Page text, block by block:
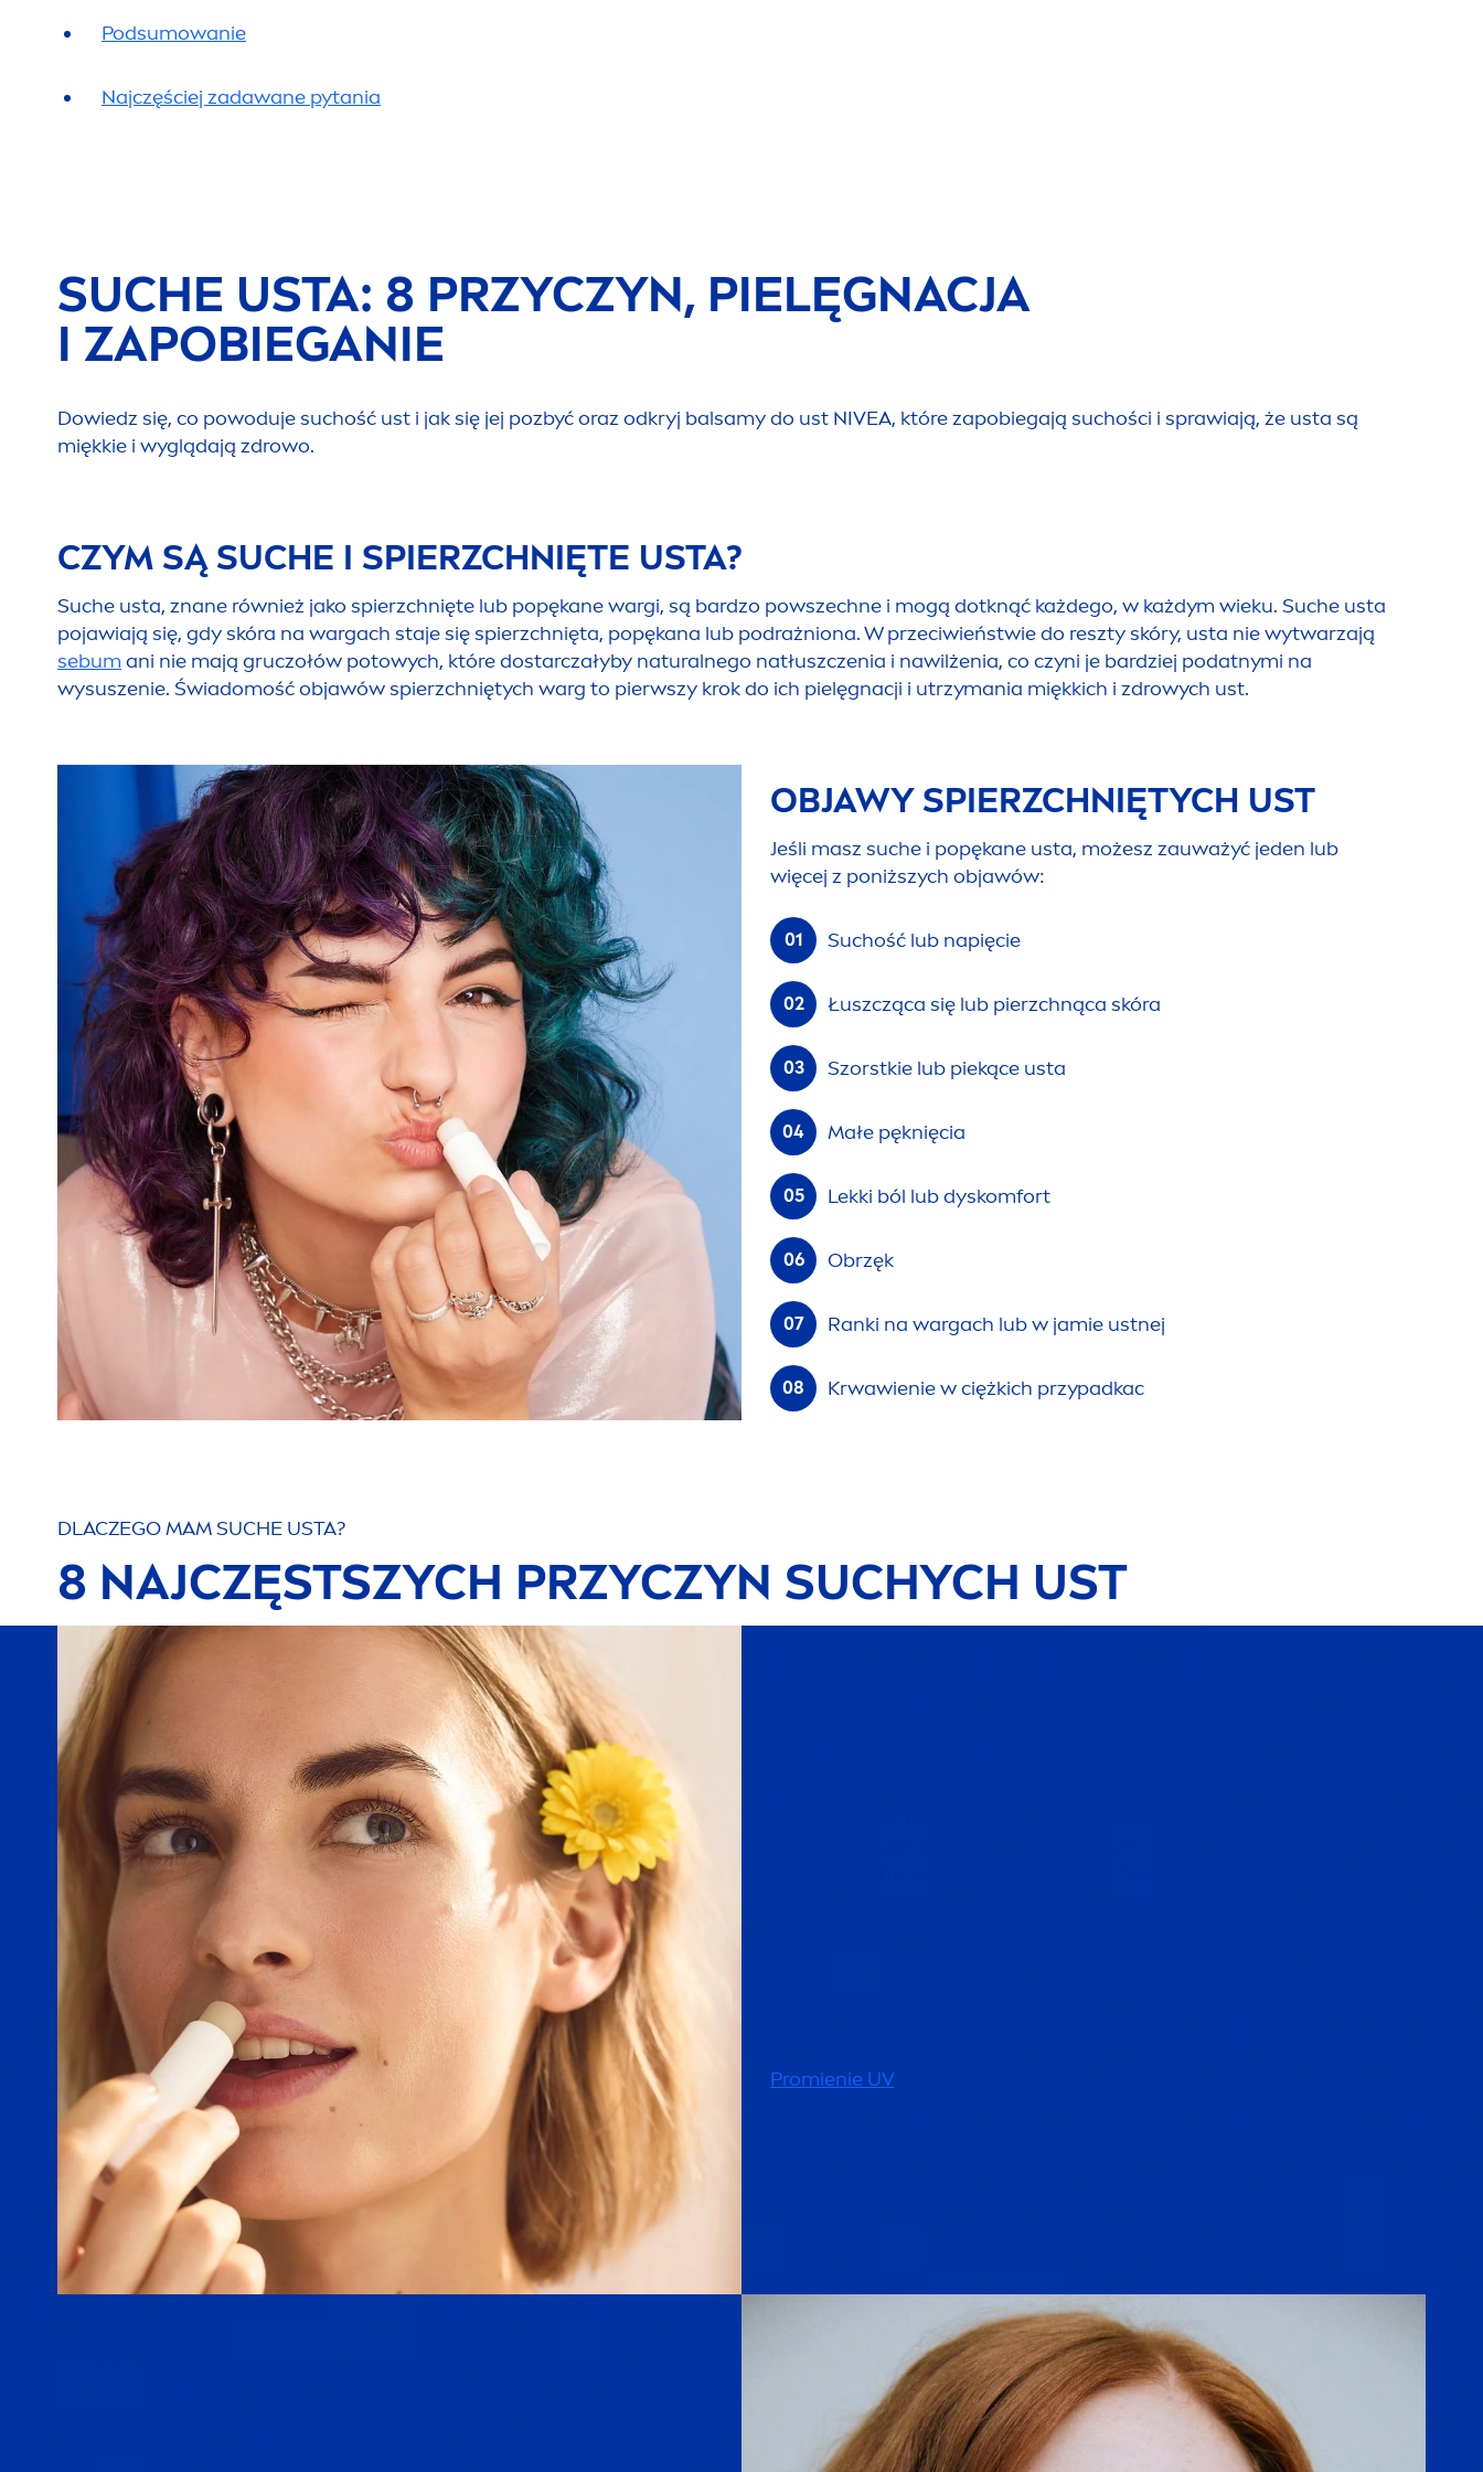
Podsumowanie
Najczęściej zadawane pytania
SUCHE USTA: 8 PRZYCZYN, PIELĘGNACJA
I ZAPOBIEGANIE
Dowiedz się, co powoduje suchość ust i jak się jej pozbyć oraz odkryj balsamy do ust NIVEA, które zapobiegają suchości i sprawiają, że usta są
miękkie i wyglądają zdrowo.
CZYM SĄ SUCHE I SPIERZCHNIĘTE USTA?
Suche usta, znane również jako spierzchnięte lub popękane wargi, są bardzo powszechne i mogą dotknąć każdego, w każdym wieku. Suche usta
pojawiają się, gdy skóra na wargach staje się spierzchnięta, popękana lub podrażniona. W przeciwieństwie do reszty skóry, usta nie wytwarzają
sebum ani nie mają gruczołów potowych, które dostarczałyby naturalnego natłuszczenia i nawilżenia, co czyni je bardziej podatnymi na
wysuszenie. Świadomość objawów spierzchniętych warg to pierwszy krok do ich pielęgnacji i utrzymania miękkich i zdrowych ust.
OBJAWY SPIERZCHNIĘTYCH UST
Jeśli masz suche i popękane usta, możesz zauważyć jeden lub
więcej z poniższych objawów:
Suchość lub napięcie
Łuszcząca się lub pierzchnąca skóra
Szorstkie lub piekące usta
Małe pęknięcia
Lekki ból lub dyskomfort
Obrzęk
Ranki na wargach lub w jamie ustnej
Krwawienie w ciężkich przypadkac
DLACZEGO MAM SUCHE USTA?
8 NAJCZĘSTSZYCH PRZYCZYN SUCHYCH UST
Promienie UVmogą uszkodzić delikatną skórę ust, powodując jej